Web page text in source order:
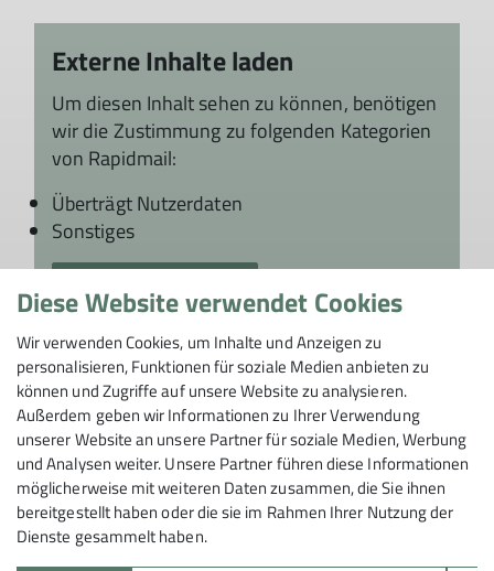
Externe Inhalte laden
Um diesen Inhalt sehen zu können, benötigen
wir die Zustimmung zu folgenden Kategorien
von Rapidmail:
Überträgt Nutzerdaten
Sonstiges
jederzeit in denDatenschutz-Einstellungen
angepasst werden!
Diese Website verwendet Cookies
Wir verwenden Cookies, um Inhalte und Anzeigen zu
personalisieren, Funktionen für soziale Medien anbieten zu
können und Zugriffe auf unsere Website zu analysieren.
Außerdem geben wir Informationen zu Ihrer Verwendung
unserer Website an unsere Partner für soziale Medien, Werbung
und Analysen weiter. Unsere Partner führen diese Informationen
möglicherweise mit weiteren Daten zusammen, die Sie ihnen
bereitgestellt haben oder die sie im Rahmen Ihrer Nutzung der
Dienste gesammelt haben.